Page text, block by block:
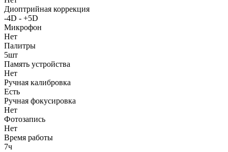
Диоптрийная коррекция
-4D - +5D
Микрофон
Нет
Палитры
5шт
Память устройства
Нет
Ручная калибровка
Есть
Ручная фокусировка
Нет
Фотозапись
Нет
Время работы
7ч